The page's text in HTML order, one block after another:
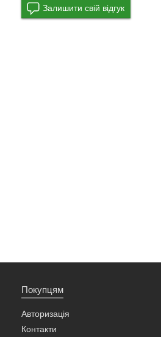
Залишити свій відгук
Покупцям
Авторизація
Контакти